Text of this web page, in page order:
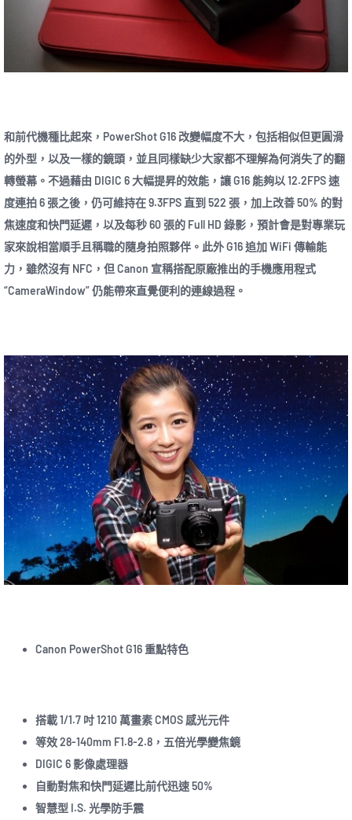
和前代機種比起來，PowerShot G16 改變幅度不大，包括相似但更圓滑
的外型，以及一樣的鏡頭，並且同樣缺少大家都不理解為何消失了的翻
轉螢幕。不過藉由 DIGIC 6 大幅提昇的效能，讓 G16 能夠以 12.2FPS 速
度連拍 6 張之後，仍可維持在 9.3FPS 直到 522 張，加上改善 50% 的對
焦速度和快門延遲，以及每秒 60 張的 Full HD 錄影，預計會是對專業玩
家來說相當順手且稱職的隨身拍照夥伴。此外 G16 追加 WiFi 傳輸能
力，雖然沒有 NFC，但 Canon 宣稱搭配原廠推出的手機應用程式
“CameraWindow” 仍能帶來直覺便利的連線過程。
Canon PowerShot G16 重點特色
搭載 1/1.7 吋 1210 萬畫素 CMOS 感光元件
等效 28-140mm F1.8-2.8，五倍光學變焦鏡
DIGIC 6 影像處理器
自動對焦和快門延遲比前代迅速 50%
智慧型 I.S. 光學防手震